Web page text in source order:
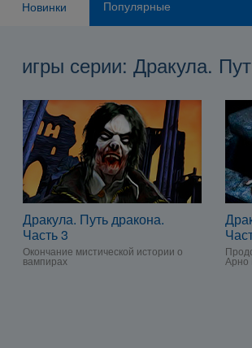
Новинки Популярные
игры серии: Дракула.
Дракула. Путь дракона.
Часть 3
Окончание мистической истории о
вампирах Арно